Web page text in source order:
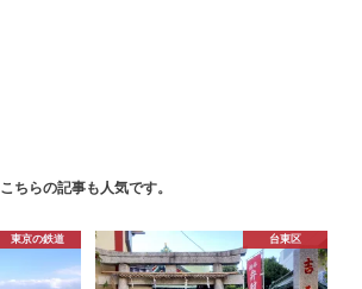
こちらの記事も人気です。
東京の鉄道 台東区